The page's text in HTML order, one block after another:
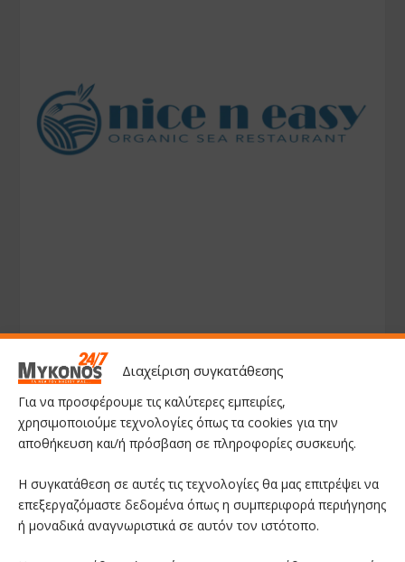
Διαχείριση συγκατάθεσης
Για να προσφέρουμε τις καλύτερες εμπειρίες,
χρησιμοποιούμε τεχνολογίες όπως τα cookies για την
αποθήκευση και/ή πρόσβαση σε πληροφορίες συσκευής.
Η συγκατάθεση σε αυτές τις τεχνολογίες θα μας επιτρέψει να
επεξεργαζόμαστε δεδομένα όπως η συμπεριφορά περιήγησης
ή μοναδικά αναγνωριστικά σε αυτόν τον ιστότοπο.